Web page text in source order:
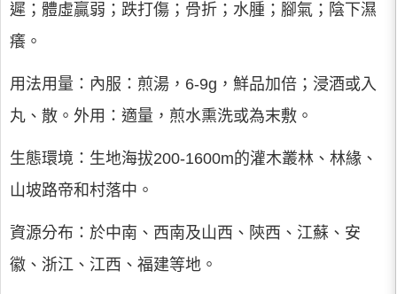
遲；體虛贏弱；跌打傷；骨折；水腫；腳氣；陰下濕
癢。
用法用量：內服：煎湯，6-9g，鮮品加倍；浸酒或入
丸、散。外用：適量，煎水熏洗或為末敷。
生態環境：生地海拔200-1600m的灌木叢林、林緣、
山坡路帝和村落中。
資源分布：於中南、西南及山西、陝西、江蘇、安
徽、浙江、江西、福建等地。